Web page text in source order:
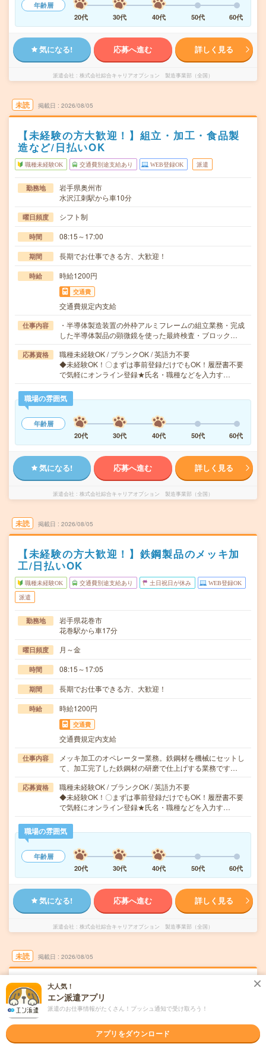
年齢層
20代
30代 40代 50代 60代
気になる! 応募へ進む 詳しく見る
派遣会社 株式会社綜合キャリアオプション 製造事業部（全国）
未読 掲載日 2026/08/05
【未経験の方大歓迎！】組立・加工・食品製
造など/日払いOK
職種未経験OK 交通費別途支給あり WEB登録OK 派遣
勤務地
岩手県奥州市
水沢江刺駅から車10分
曜日頻度 シフト制
時間 08:15～17:00
期間 長期でお仕事できる方、大歓迎！
時給 時給1200円
交通費
交通費規定内支給
仕事内容
・半導体製造装置の外枠アルミフレームの組立業務・完成
した半導体製品の顕微鏡を使った最終検査・ブロック…
応募資格
職種未経験OK / ブランクOK / 英語力不要
◆未経験OK！〇まずは事前登録だけでもOK！履歴書不要
で気軽にオンライン登録★氏名・職種などを入力す…
職場の雰囲気
年齢層
20代
30代 40代 50代 60代
気になる! 応募へ進む 詳しく見る
派遣会社 株式会社綜合キャリアオプション 製造事業部（全国）
未読 掲載日 2026/08/05
【未経験の方大歓迎！】鉄鋼製品のメッキ加
工/日払いOK
職種未経験OK 交通費別途支給あり 土日祝日が休み WEB登録OK
派遣
勤務地
岩手県花巻市
花巻駅から車17分
曜日頻度 月～金
時間 08:15～17:05
期間 長期でお仕事できる方、大歓迎！
時給 時給1200円
交通費
交通費規定内支給
仕事内容
メッキ加工のオペレーター業務。鉄鋼材を機械にセットし
て、加工完了した鉄鋼材の研磨で仕上げする業務です…
応募資格
職種未経験OK / ブランクOK / 英語力不要
◆未経験OK！〇まずは事前登録だけでもOK！履歴書不要
で気軽にオンライン登録★氏名・職種などを入力す…
職場の雰囲気
年齢層
20代
30代 40代 50代 60代
気になる! 応募へ進む 詳しく見る
派遣会社 株式会社綜合キャリアオプション 製造事業部（全国）
未読 掲載日 2026/08/05
【未経験スタート大歓迎！】半導体装置の部
品交換・清掃・点検・運搬/日払いOK
岩手県北上市
大人気！
エン派遣アプリ
派遣のお仕事情報がたくさん！プッシュ通知で受け取ろう！
アプリをダウンロード